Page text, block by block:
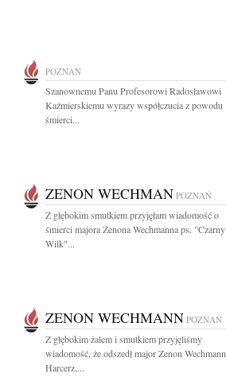
POZNAŃ
Szanownemu Panu Profesorowi Radosławowi
Kaźmierskiemu wyrazy współczucia z powodu
śmierci...
ZENON WECHMAN POZNAŃ
Z głębokim smutkiem przyjęłam wiadomość o
śmierci majora Zenona Wechmanna ps. "Czarny
Wilk"...
ZENON WECHMANN POZNAŃ
Z głębokim żalem i smutkiem przyjęliśmy
wiadomość, że odszedł major Zenon Wechmann
Harcerz,...